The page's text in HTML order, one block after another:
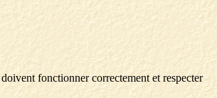
fonctionner correctement et respecter